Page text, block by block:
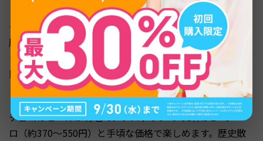
チェコの首都プラハは、旧市街やマラー・ストラナを含む
歴史地区全体がユネスコ世界遺産に登録されています。プ
ラハ城やカレル橋、旧市街広場の天文時計など、中世の面
影を色濃く残す街並みを歩くだけで歴史を感じることがで
きます。
チェコはビールが有名で、レストランでの1杯が2〜3ユー
ロ（約370〜550円）と手頃な価格で楽しめます。歴史散